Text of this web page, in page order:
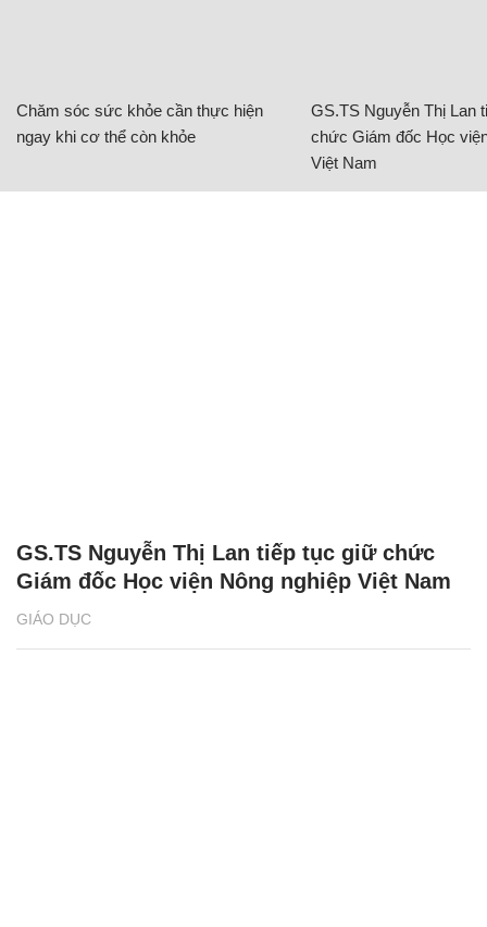
Chăm sóc sức khỏe cần thực hiện
ngay khi cơ thể còn khỏe
GS.TS Nguyễn Thị Lan
chức Giám đốc Học
Việt Nam
GIÁO DỤC
GS.TS Nguyễn Thị Lan tiếp tục giữ chức
Giám đốc Học viện Nông nghiệp Việt Nam